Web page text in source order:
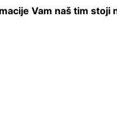
Vam naš tim